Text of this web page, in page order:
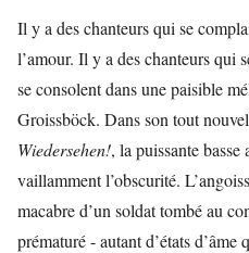
Il y a des chanteurs qui se
l’amour. Il y a des chanteurs qui
se consolent dans une paisible
Groissböck. Dans son tout
Wiedersehen!, la puissante
vaillamment l’obscurité.
macabre d’un soldat tombé au
prématuré - autant d’états